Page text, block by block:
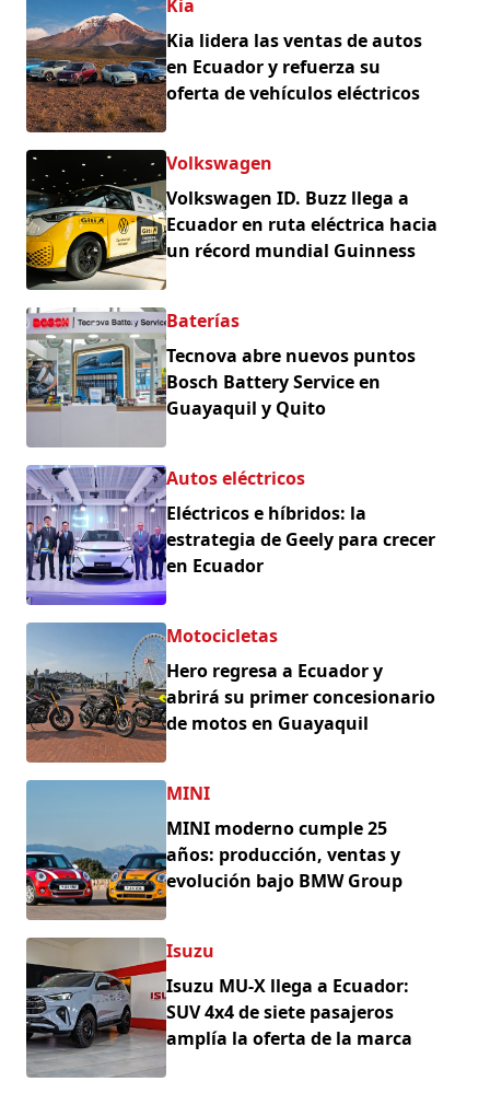
Kia
Kia lidera las ventas de autos
en Ecuador y refuerza su
oferta de vehículos eléctricos
Volkswagen
Volkswagen ID. Buzz llega a
Ecuador en ruta eléctrica hacia
un récord mundial Guinness
Baterías
Tecnova abre nuevos puntos
Bosch Battery Service en
Guayaquil y Quito
Autos eléctricos
Eléctricos e híbridos: la
estrategia de Geely para crecer
en Ecuador
Motocicletas
Hero regresa a Ecuador y
abrirá su primer concesionario
de motos en Guayaquil
MINI
MINI moderno cumple 25
años: producción, ventas y
evolución bajo BMW Group
Isuzu
Isuzu MU-X llega a Ecuador:
SUV 4x4 de siete pasajeros
amplía la oferta de la marca